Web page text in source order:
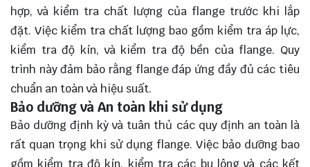
hợp, và kiểm tra chất lượng của flange trước khi lắp
đặt. Việc kiểm tra chất lượng bao gồm kiểm tra áp lực,
kiểm tra độ kín, và kiểm tra độ bền của flange. Quy
trình này đảm bảo rằng flange đáp ứng đầy đủ các tiêu
chuẩn an toàn và hiệu suất.
Bảo dưỡng và An toàn khi sử dụng
Bảo dưỡng định kỳ và tuân thủ các quy định an toàn là
rất quan trọng khi sử dụng flange. Việc bảo dưỡng bao
gồm kiểm tra độ kín, kiểm tra các bu lông và các kết